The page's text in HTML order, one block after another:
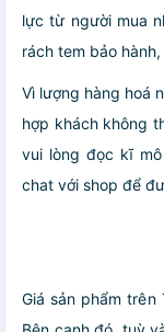
lực từ người mua
rách tem bảo
Vì lượng hàng hoá
hợp khách không
vui lòng đọc kĩ
chat với shop để
Giá sản phẩm trên